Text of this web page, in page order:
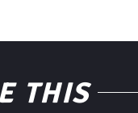
THIS